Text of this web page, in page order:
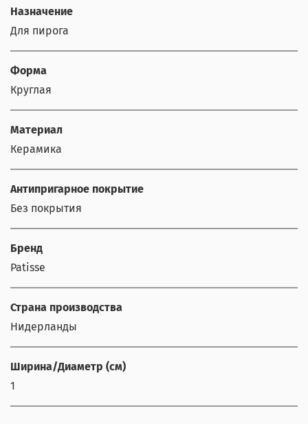
Назначение
Для пирога
Форма
Круглая
Материал
Керамика
Антипригарное покрытие
Без покрытия
Бренд
Patisse
Страна производства
Нидерланды
Ширина/Диаметр (см)
1